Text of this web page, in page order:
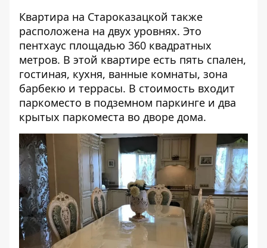
Квартира на Староказацкой также
расположена на двух уровнях. Это
пентхаус площадью 360 квадратных
метров. В этой квартире есть пять спален,
гостиная, кухня, ванные комнаты, зона
барбекю и террасы. В стоимость входит
паркоместо в подземном паркинге и два
крытых паркоместа во дворе дома.